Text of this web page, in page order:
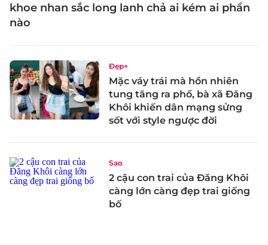
khoe nhan sắc long lanh chả ai kém ai phần
nào
Đẹp+
Mặc váy trái mà hồn nhiên
tung tăng ra phố, bà xã Đăng
Khôi khiến dân mạng sửng
sốt với style ngược đời
Sao
2 cậu con trai của Đăng Khôi
càng lớn càng đẹp trai giống
bố